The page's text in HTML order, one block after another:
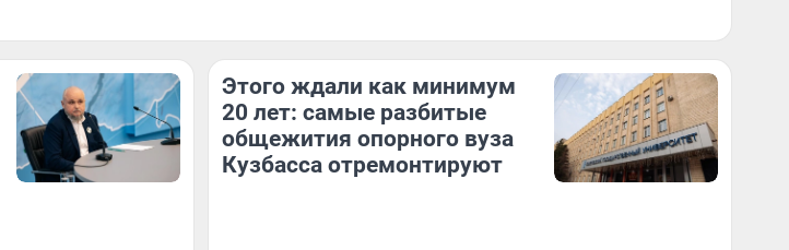
Этого ждали как минимум
20 лет: самые разбитые
общежития опорного вуза
Кузбасса отремонтируют